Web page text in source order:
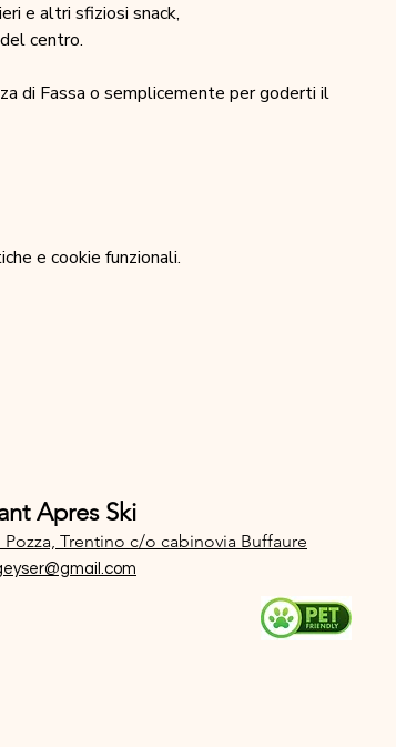
e altri sfiziosi snack,
centro.
di Fassa o semplicemente per goderti il
e cookie funzionali.
Apres Ski
Trentino c/o cabinovia Buffaure